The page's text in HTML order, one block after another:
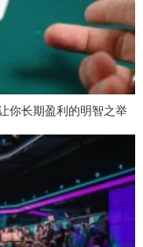
你长期盈利的明智之举